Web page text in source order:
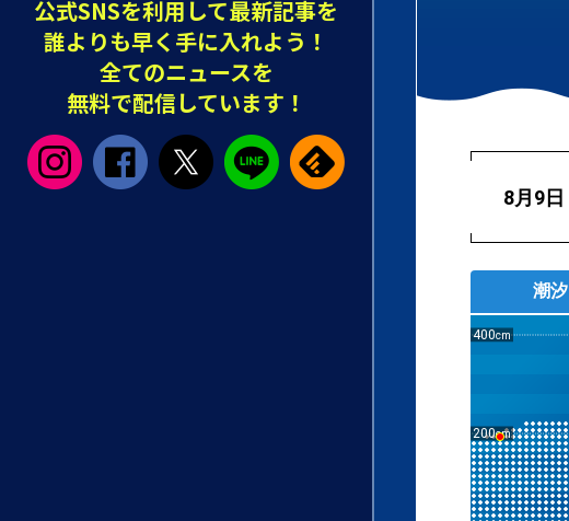
潮汐
400
200
公式SNSを利用して最新記事を
誰よりも早く手に入れよう！
全てのニュースを
無料で配信しています！